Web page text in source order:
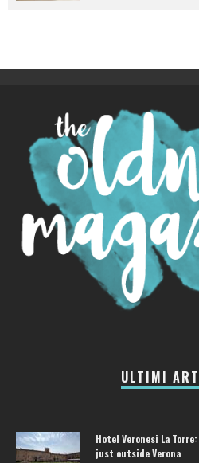
ULTIMI
Hotel Veronesi La
just outside Verona